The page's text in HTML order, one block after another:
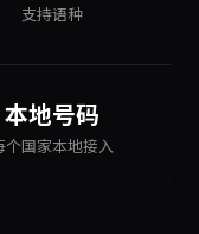
支持语种
本地号码
个国家本地接入